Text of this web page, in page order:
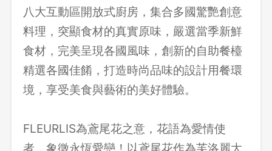
八大互動區開放式廚房，集合多國驚艷創意
料理，突顯食材的真實原味，嚴選當季新鮮
食材，完美呈現各國風味，創新的自助餐檯
精選各國佳餚，打造時尚品味的設計用餐環
境，享受美食與藝術的美好體驗。
FLEURLIS為鳶尾花之意，花語為愛情使
者，象徵永恆愛戀！以鳶尾花作為芙洛麗大